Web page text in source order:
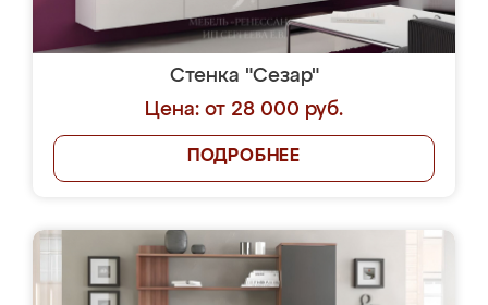
Стенка "Сезар"
Цена: от 28 000 руб.
ПОДРОБНЕЕ